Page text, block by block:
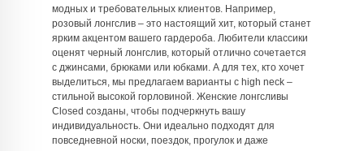
модных и требовательных клиентов. Например,
розовый лонгслив – это настоящий хит, который станет
ярким акцентом вашего гардероба. Любители классики
оценят черный лонгслив, который отлично сочетается
с джинсами, брюками или юбками. А для тех, кто хочет
выделиться, мы предлагаем варианты с high neck –
стильной высокой горловиной. Женские лонгсливы
Closed созданы, чтобы подчеркнуть вашу
индивидуальность. Они идеально подходят для
повседневной носки, поездок, прогулок и даже